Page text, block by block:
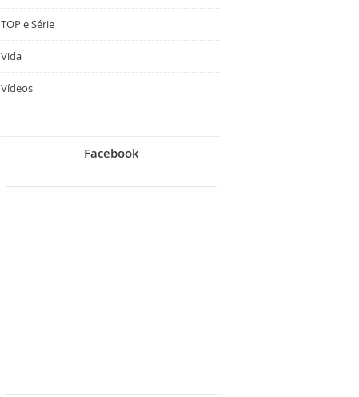
TOP e Série
Vida
Vídeos
Facebook